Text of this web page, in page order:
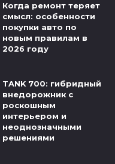
Когда ремонт теряет
смысл: особенности
покупки авто по
новым правилам в
2026 году
TANK 700: гибридный
внедорожник с
роскошным
интерьером и
неоднозначными
решениями